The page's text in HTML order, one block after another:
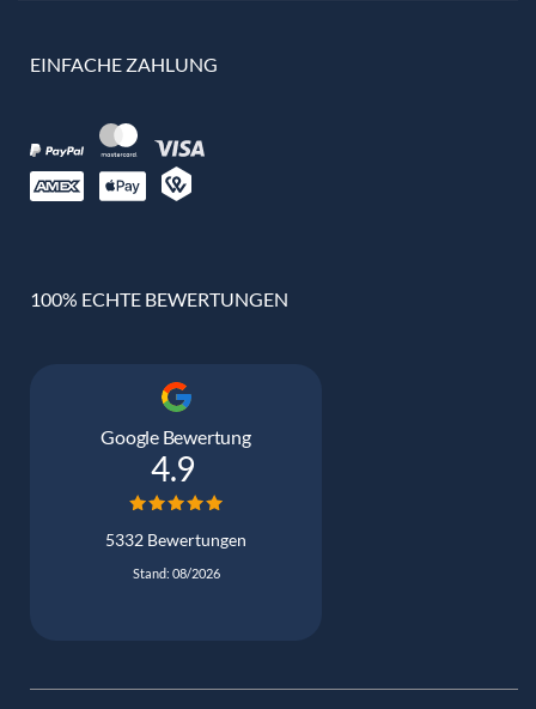
EINFACHE ZAHLUNG
100% ECHTE BEWERTUNGEN
Google Bewertung
4.9
5332 Bewertungen
Stand: 08/2026